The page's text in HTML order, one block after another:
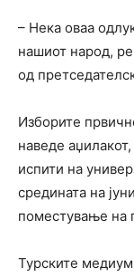
– Нека оваа
нашиот народ,
од
Изборите
наведе
испити на
средината на
поместување на
Турските